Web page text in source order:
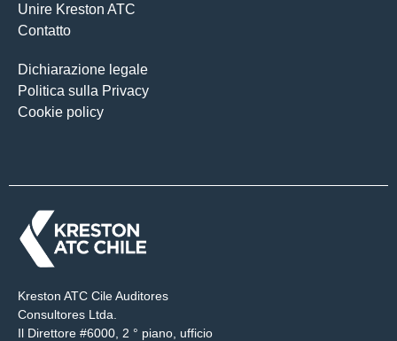
Unire Kreston ATC
Contatto
Dichiarazione legale
Politica sulla Privacy
Cookie policy
Kreston ATC Cile Auditores
Consultores Ltda.
Il Direttore #6000, 2 ° piano, ufficio